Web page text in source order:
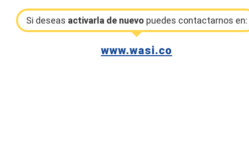
Si deseas activarla de nuevo puedes contactarnos en:
www.wasi.co